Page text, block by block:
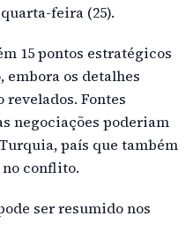
feira (25).
15 pontos estratégicos
embora os detalhes
revelados. Fontes
negociações poderiam
país que também
conflito.
ser resumido nos